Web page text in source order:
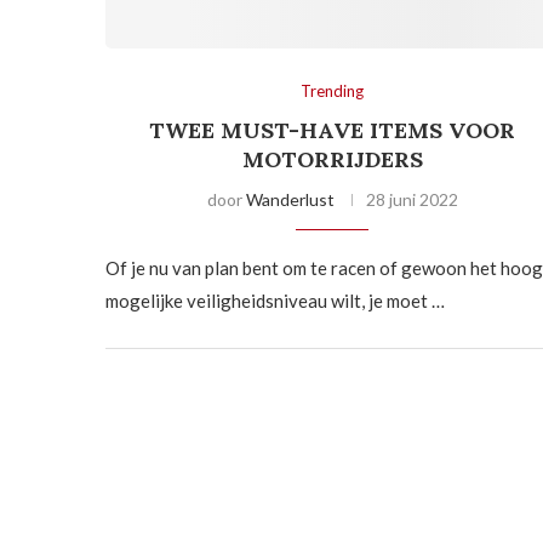
Trending
TWEE MUST-HAVE ITEMS VOOR
MOTORRIJDERS
doorWanderlust 28 juni 2022
Of je nu van plan bent om te racen of gewoon het
mogelijke veiligheidsniveau wilt, je moet …